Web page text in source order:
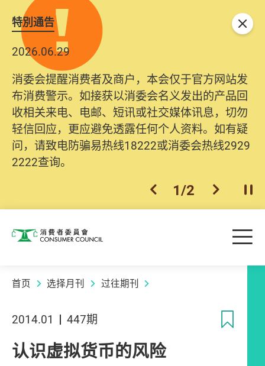
特別通告
2026.06.29
消委会提醒消费者及商户，本会仅于官方网站发
布消费警示。如接获以消委会名义发出的产品回
收相关来电、电邮、短讯或社交媒体讯息，切勿
轻信回应，更应避免透露任何个人资料。如有疑
问，请致电防骗易热线18222或消委会热线2929
2222查询。
上一个
1/2 下一个开
关闭
消费者委员会 目
首页 选择月刊 过往期刊
2014.01 447期
认识虚拟货币的风险